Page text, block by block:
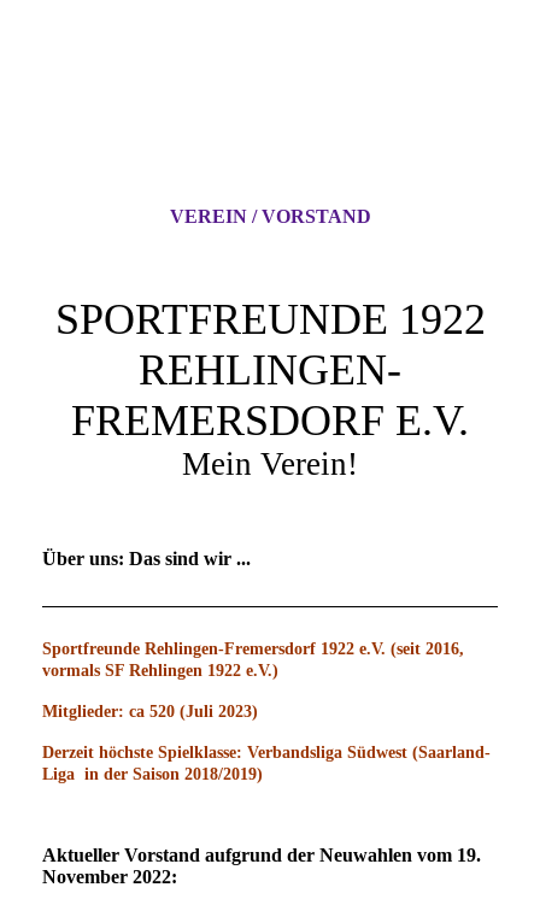
VEREIN / VORSTAND
SPORTFREUNDE 1922
REHLINGEN-
FREMERSDORF E.V.
Mein Verein!
Über uns: Das sind wir ...
Sportfreunde Rehlingen-Fremersdorf 1922 e.V. (seit 2016,
vormals SF Rehlingen 1922 e.V.)
Mitglieder: ca 520 (Juli 2023)
Derzeit höchste Spielklasse: Verbandsliga Südwest (Saarland-
Liga in der Saison 2018/2019)
Aktueller Vorstand aufgrund der Neuwahlen vom 19.
November 2022: